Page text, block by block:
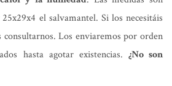
25x29x4 el salvamantel. Si los necesitáis
consultarnos. Los enviaremos por orden
hasta agotar existencias. ¿No son